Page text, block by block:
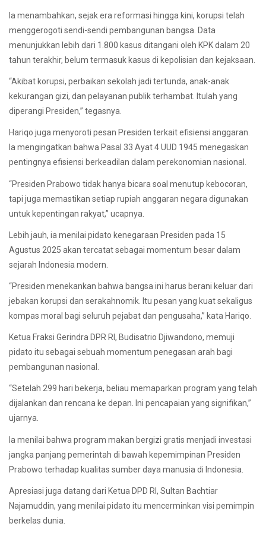
Ia menambahkan, sejak era reformasi hingga kini, korupsi telah
menggerogoti sendi-sendi pembangunan bangsa. Data
menunjukkan lebih dari 1.800 kasus ditangani oleh KPK dalam 20
tahun terakhir, belum termasuk kasus di kepolisian dan kejaksaan.
“Akibat korupsi, perbaikan sekolah jadi tertunda, anak-anak
kekurangan gizi, dan pelayanan publik terhambat. Itulah yang
diperangi Presiden,” tegasnya.
Hariqo juga menyoroti pesan Presiden terkait efisiensi anggaran.
Ia mengingatkan bahwa Pasal 33 Ayat 4 UUD 1945 menegaskan
pentingnya efisiensi berkeadilan dalam perekonomian nasional.
“Presiden Prabowo tidak hanya bicara soal menutup kebocoran,
tapi juga memastikan setiap rupiah anggaran negara digunakan
untuk kepentingan rakyat,” ucapnya.
Lebih jauh, ia menilai pidato kenegaraan Presiden pada 15
Agustus 2025 akan tercatat sebagai momentum besar dalam
sejarah Indonesia modern.
“Presiden menekankan bahwa bangsa ini harus berani keluar dari
jebakan korupsi dan serakahnomik. Itu pesan yang kuat sekaligus
kompas moral bagi seluruh pejabat dan pengusaha,” kata Hariqo.
Ketua Fraksi Gerindra DPR RI, Budisatrio Djiwandono, memuji
pidato itu sebagai sebuah momentum penegasan arah bagi
pembangunan nasional.
“Setelah 299 hari bekerja, beliau memaparkan program yang telah
dijalankan dan rencana ke depan. Ini pencapaian yang signifikan,”
ujarnya.
Ia menilai bahwa program makan bergizi gratis menjadi investasi
jangka panjang pemerintah di bawah kepemimpinan Presiden
Prabowo terhadap kualitas sumber daya manusia di Indonesia.
Apresiasi juga datang dari Ketua DPD RI, Sultan Bachtiar
Najamuddin, yang menilai pidato itu mencerminkan visi pemimpin
berkelas dunia.